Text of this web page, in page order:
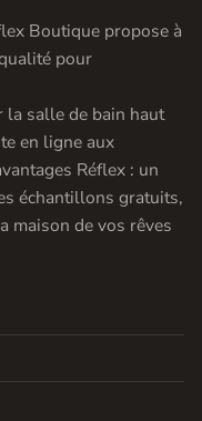
moderne|
|Carrelage WC
Boutique propose à
pour
la salle de bain haut
en ligne aux
Réflex : un
échantillons gratuits,
maison de vos rêves